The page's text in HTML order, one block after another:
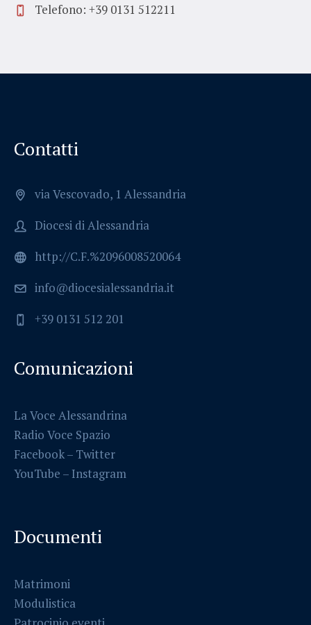
Telefono: +39 0131 512211
Contatti
via Vescovado, 1 Alessandria
Diocesi di Alessandria
http://C.F.%2096008520064
info@diocesialessandria.it
+39 0131 512 201
Comunicazioni
La Voce Alessandrina
Radio Voce Spazio
Facebook– Twitter
YouTube – Instagram
Documenti
Matrimoni
Modulistica